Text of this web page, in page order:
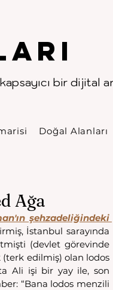
bir dijital
Doğal Alanları
Ağa
İstanbul sarayında
(devlet görevinde
(terk edilmiş) olan lodos
Ali işi bir yay ile, son
“Bana lodos menzili